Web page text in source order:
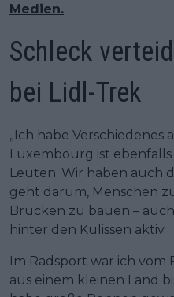
Medien.
Schleck
bei Lidl-Trek
„Ich habe
Luxembourg ist
Leuten. Wir haben auch
geht darum, Menschen
Brücken zu bauen –
hinter den Kulissen aktiv.
Im Radsport war ich vom
aus einem kleinen Land